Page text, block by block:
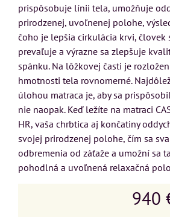
prispôsobuje línii tela, umožňuje
prirodzenej, uvoľnenej polohe,
čoho je lepšia cirkulácia krvi, človek
prevaľuje a výrazne sa zlepšuje
spánku. Na lôžkovej časti je
hmotnosti tela rovnomerné.
úlohou matraca je, aby sa
nie naopak. Keď ležíte na matraci
HR, vaša chrbtica aj končatiny
svojej prirodzenej polohe, čím sa
odbremenia od záťaže a umožní sa
pohodlná a uvoľnená relaxačná
940